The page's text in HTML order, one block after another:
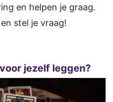
en helpen je graag.
en stel je vraag!
jezelf leggen?